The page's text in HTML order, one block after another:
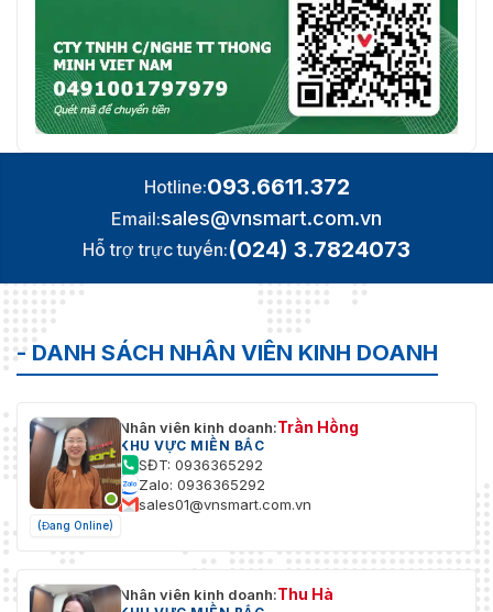
Hotline:093.6611.372
Email:sales@vnsmart.com.vn
Hỗ trợ trực tuyến:(024) 3.7824073
- DANH SÁCH NHÂN VIÊN KINH DOANH
(Đang Online)
Nhân viên kinh doanh:Trần Hồng
KHU VỰC MIỀN BẮC
SĐT: 0936365292
Zalo: 0936365292
sales01@vnsmart.com.vn
Nhân viên kinh doanh:Thu Hà